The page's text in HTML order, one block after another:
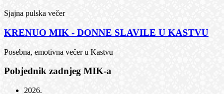
Sjajna pulska večer
KRENUO MIK - DONNE SLAVILE U KASTVU
Posebna, emotivna večer u Kastvu
Pobjednik zadnjeg MIK-a
2026.